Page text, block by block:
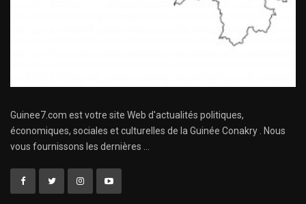
Guinee7.com est votre site Web d'actualités politiques,
économiques, sociales et culturelles de la Guinée Conakry . Nous
vous fournissons les dernières ...